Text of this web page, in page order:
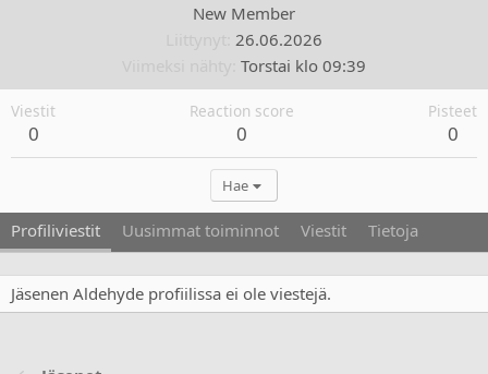
New Member
26.06.2026
Torstai klo 09:39
Viestit
0
Reaction score
0
Pisteet
0
Hae
Profiliviestit Uusimmat toiminnot Viestit Tietoja
Jäsenen Aldehyde profiilissa ei ole viestejä.